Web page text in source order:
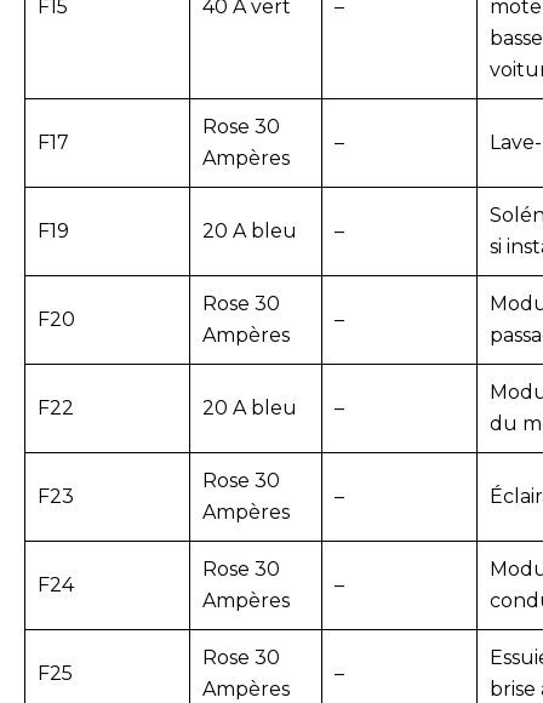
F15 40 A vert –
F17
Rose 30
Ampères
–
F19 20 A bleu –
si
F20
Rose 30
Ampères
–
F22 20 A bleu –
du
F23
Rose 30
Ampères
–
F24
Rose 30
Ampères
–
F25
Rose 30
Ampères
–
brise